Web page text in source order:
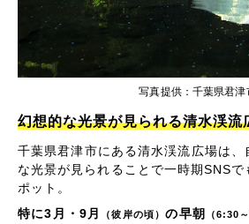
写真提供：千葉県君津
幻想的な光景が見られる清水渓流
千葉県君津市にある清水渓流広場は、
な光景が見られることで一時期SNSで
ポット。
特に3月・9月
（彼岸の頃）の早朝 （6:30